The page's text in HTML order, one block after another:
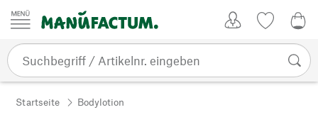
Zum Inhalt springen
Startseite Bodylotion